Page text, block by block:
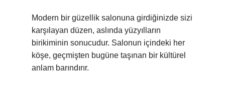
Modern bir güzellik salonuna girdiğinizde sizi
karşılayan düzen, aslında yüzyılların
birikiminin sonucudur. Salonun içindeki her
köşe, geçmişten bugüne taşınan bir kültürel
anlam barındırır.